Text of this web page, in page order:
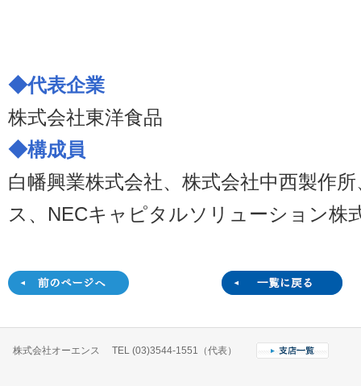
◆代表企業
株式会社東洋食品
◆構成員
白幡興業株式会社、株式会社中西製作
ス、NECキャピタルソリューション株
株式会社オーエンス TEL (03)3544-1551（代表）